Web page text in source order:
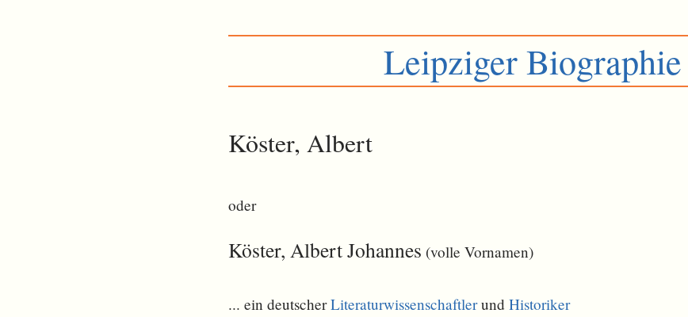
Leipziger Biographie
Köster, Albert
oder
Köster, Albert Johannes (volle Vornamen)
... ein deutscherLiteraturwissenschaftlerund Historiker